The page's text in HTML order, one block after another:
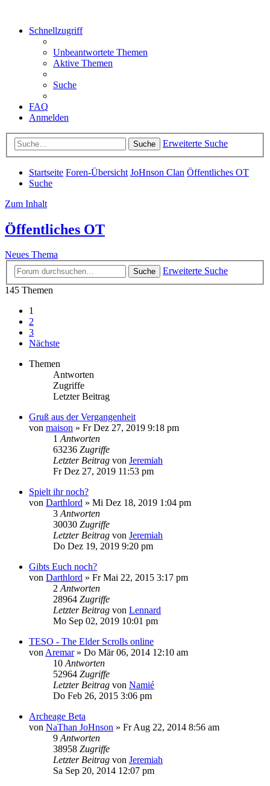
Schnellzugriff
Unbeantwortete Themen
Aktive Themen
Suche
FAQ
Anmelden
Suche Erweiterte Suche
Startseite Foren-Übersicht JoHnson Clan Öffentliches OT
Suche
Zum Inhalt
Öffentliches OT
Neues Thema
Suche
Erweiterte Suche
145 Themen
1
2
3
Nächste
Themen
Antworten
Zugriffe
Letzter Beitrag
Gruß aus der Vergangenheit
von maison » Fr Dez 27, 2019 9:18 pm
1 Antworten
63236 Zugriffe
Letzter Beitrag von Jeremiah
Fr Dez 27, 2019 11:53 pm
Spielt ihr noch?
von Darthlord » Mi Dez 18, 2019 1:04 pm
3 Antworten
30030 Zugriffe
Letzter Beitrag von Jeremiah
Do Dez 19, 2019 9:20 pm
Gibts Euch noch?
von Darthlord » Fr Mai 22, 2015 3:17 pm
2 Antworten
28964 Zugriffe
Letzter Beitrag von Lennard
Mo Sep 02, 2019 10:01 pm
TESO - The Elder Scrolls online
von Aremar» Do Mär 06, 2014 12:10 am
10 Antworten
52964 Zugriffe
Letzter Beitrag von Namié
Do Feb 26, 2015 3:06 pm
Archeage Beta
von NaThan JoHnson » Fr Aug 22, 2014 8:56 am
9 Antworten
38958 Zugriffe
Letzter Beitrag von Jeremiah
Sa Sep 20, 2014 12:07 pm